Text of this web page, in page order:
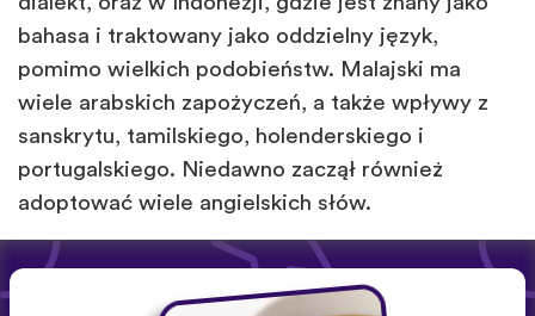
bahasa i traktowany jako oddzielny język,
pomimo wielkich podobieństw. Malajski ma
wiele arabskich zapożyczeń, a także wpływy z
sanskrytu, tamilskiego, holenderskiego i
portugalskiego. Niedawno zaczął również
adoptować wiele angielskich słów.